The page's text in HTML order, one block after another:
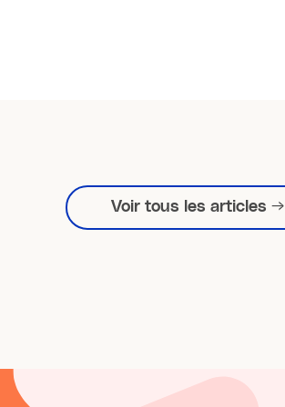
Voir tous les articles →